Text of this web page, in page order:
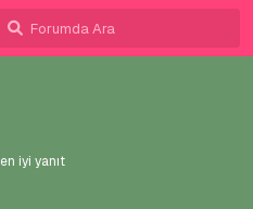
en iyi yanıt